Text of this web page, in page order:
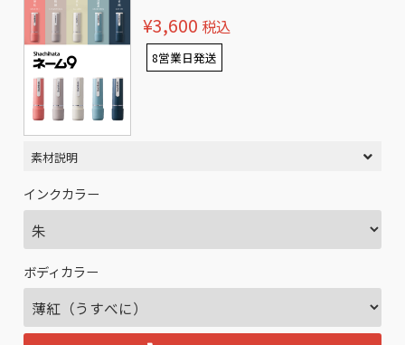
¥3,600 税込
8営業日発送
素材説明
インクカラー
ボディカラー